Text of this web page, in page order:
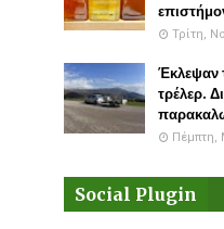
Τρίτη,
Έκλεψαν
τρέλερ.
Πέμπτη,
Social Plugin